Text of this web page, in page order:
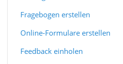
Fragebogen erstellen
Online-Formulare erstellen
Feedback einholen